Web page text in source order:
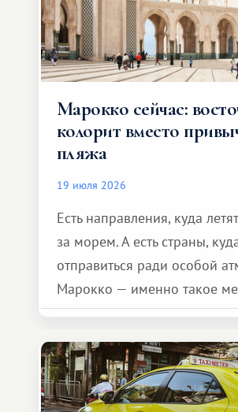
Марокко сейчас:
колорит вместо
пляжа
19 июля 2026
Есть направления, куда летят
за морем. А есть страны,
отправиться ради особой
Марокко — именно такое